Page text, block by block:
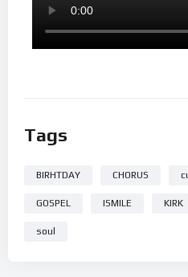
Tags
BIRHTDAY CHORUS
GOSPEL ISMILE KIRK
soul